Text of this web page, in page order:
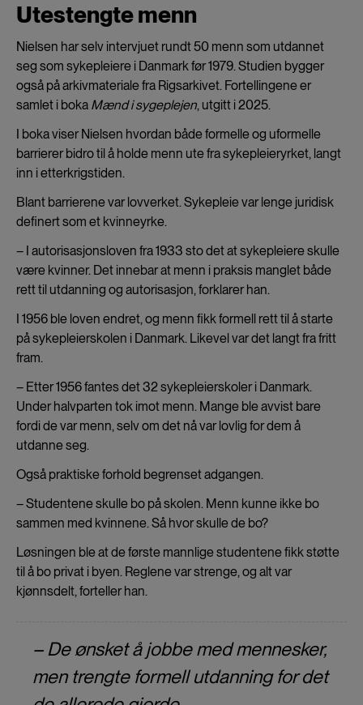
Utestengte menn
Nielsen har selv intervjuet rundt 50 menn som utdannet
seg som sykepleiere i Danmark før 1979. Studien bygger
også på arkivmateriale fra Rigsarkivet. Fortellingene er
samlet i boka Mænd i sygeplejen, utgitt i 2025.
I boka viser Nielsen hvordan både formelle og uformelle
barrierer bidro til å holde menn ute fra sykepleieryrket, langt
inn i etterkrigstiden.
Blant barrierene var lovverket. Sykepleie var lenge juridisk
definert som et kvinneyrke.
– I autorisasjonsloven fra 1933 sto det at sykepleiere skulle
være kvinner. Det innebar at menn i praksis manglet både
rett til utdanning og autorisasjon, forklarer han.
I 1956 ble loven endret, og menn fikk formell rett til å starte
på sykepleierskolen i Danmark. Likevel var det langt fra fritt
fram.
– Etter 1956 fantes det 32 sykepleierskoler i Danmark.
Under halvparten tok imot menn. Mange ble avvist bare
fordi de var menn, selv om det nå var lovlig for dem å
utdanne seg.
Også praktiske forhold begrenset adgangen.
– Studentene skulle bo på skolen. Menn kunne ikke bo
sammen med kvinnene. Så hvor skulle de bo?
Løsningen ble at de første mannlige studentene fikk støtte
til å bo privat i byen. Reglene var strenge, og alt var
kjønnsdelt, forteller han.
– De ønsket å jobbe med mennesker,
men trengte formell utdanning for det